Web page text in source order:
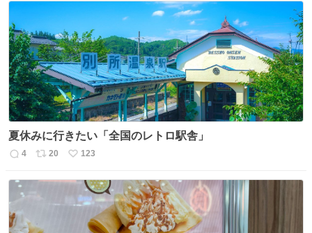
夏休みに行きたい「全国のレトロ駅舎」
返
4
リ
20
い
数
123